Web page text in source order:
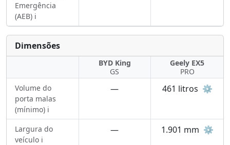
Emergência
(AEB) ℹ️
Dimensões
BYD King
GS
Geely EX5
PRO
Volume do
porta malas
(mínimo) ℹ️
— 461 litros ⚙️
Largura do
veículo ℹ️
— 1.901 mm ⚙️